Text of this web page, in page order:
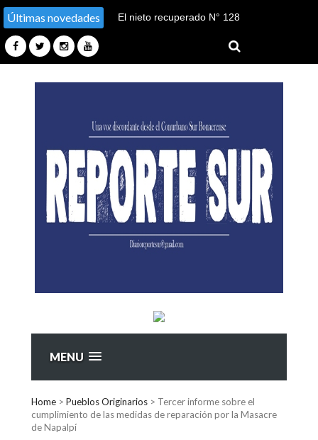
Últimas novedades
El nieto recuperado N° 128
sustracción y sustitución de
identidad en Tucumán
MENU
Home > Pueblos Originarios > Tercer informe sobre el
cumplimiento de las medidas de reparación por la Masacre
de Napalpí